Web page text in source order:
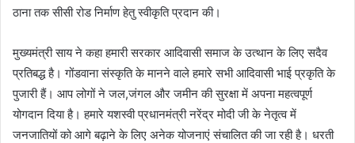
ठाना तक सीसी रोड निर्माण हेतु स्वीकृति प्रदान की।
मुख्यमंत्री साय ने कहा हमारी सरकार आदिवासी समाज के उत्थान के लिए सदैव
प्रतिबद्ध है। गोंडवाना संस्कृति के मानने वाले हमारे सभी आदिवासी भाई प्रकृति के
पुजारी हैं। आप लोगों ने जल,जंगल और जमीन की सुरक्षा में अपना महत्वपूर्ण
योगदान दिया है। हमारे यशस्वी प्रधानमंत्री नरेंद्र मोदी जी के नेतृत्व में
जनजातियों को आगे बढ़ाने के लिए अनेक योजनाएं संचालित की जा रही है। धरती